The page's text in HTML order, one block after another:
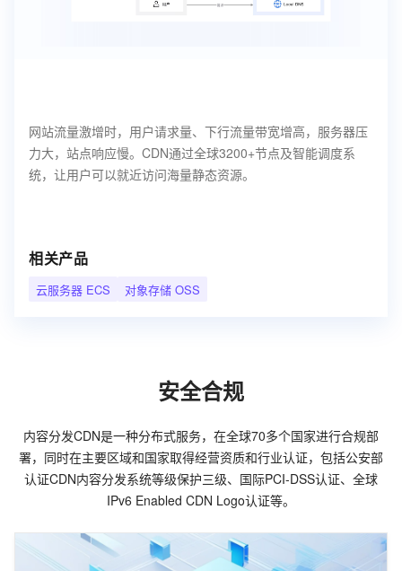
网站流量激增时，用户请求量、下行流量带宽增高，服务器压
力大，站点响应慢。CDN通过全球3200+节点及智能调度系
统，让用户可以就近访问海量静态资源。
相关产品
云服务器 ECS 对象存储 OSS
安全合规
内容分发CDN是一种分布式服务，在全球70多个国家进行合规部
署，同时在主要区域和国家取得经营资质和行业认证，包括公安部
认证CDN内容分发系统等级保护三级、国际PCI-DSS认证、全球
IPv6 Enabled CDN Logo认证等。